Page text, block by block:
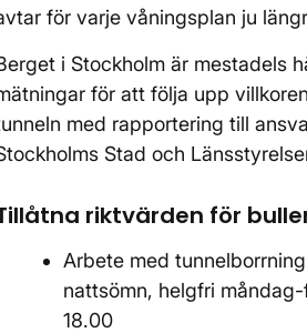
för varje våningsplan ju
i Stockholm är mestadels
för att följa upp
med rapportering till
Stad och
riktvärden för
Arbete med
nattsömn, helgfri
18.00